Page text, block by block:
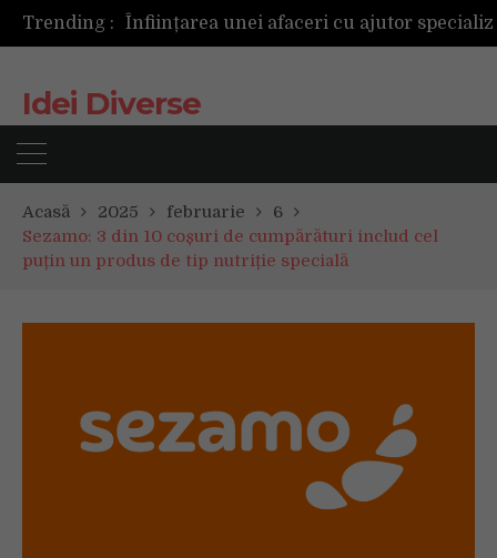
Trending :
Idei Diverse
Acasă 2025 februarie
6
Sezamo: 3 din 10 coșuri de cumpărături includ cel
puțin un produs de tip nutriție specială